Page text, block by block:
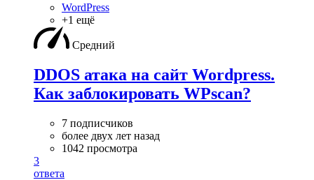
WordPress
+1 ещё
Средний
DDOS атака на сайт Wordpress.
Как заблокировать WPscan?
7 подписчиков
более двух лет назад
1042 просмотра
3
ответа